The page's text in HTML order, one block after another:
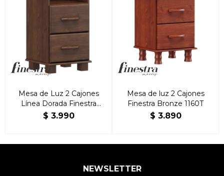
Mesa de Luz 2 Cajones
Línea Dorada Finestra
100% Madera Maciza
$ 3.990
Mesa de luz 2 Cajones
Finestra Bronze 1160T
$ 3.890
NEWSLETTER